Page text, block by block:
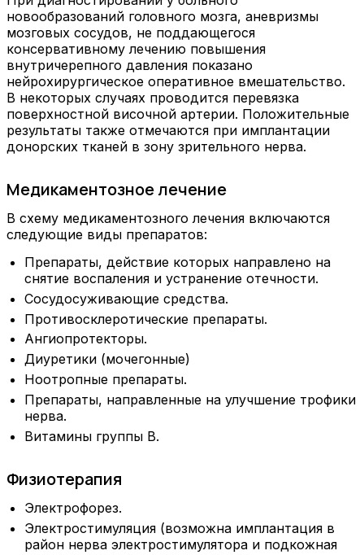
новообразований головного мозга, аневризмы
мозговых сосудов, не поддающегося
консервативному лечению повышения
внутричерепного давления показано
нейрохирургическое оперативное вмешательство.
В некоторых случаях проводится перевязка
поверхностной височной артерии. Положительные
результаты также отмечаются при имплантации
донорских тканей в зону зрительного нерва.
Медикаментозное лечение
В схему медикаментозного лечения включаются
следующие виды препаратов:
Препараты, действие которых направлено на
снятие воспаления и устранение отечности.
Сосудосуживающие средства.
Противосклеротические препараты.
Ангиопротекторы.
Диуретики (мочегонные)
Ноотропные препараты.
Препараты, направленные на улучшение трофики
нерва.
Витамины группы В.
Физиотерапия
Электрофорез.
Электростимуляция (возможна имплантация в
район нерва электростимулятора и подкожная